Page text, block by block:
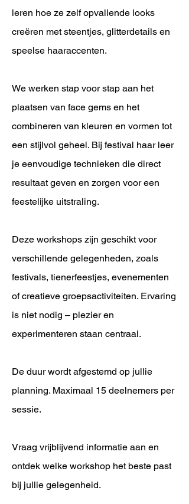
leren hoe ze zelf opvallende looks
creëren met steentjes, glitterdetails en
speelse haaraccenten.
We werken stap voor stap aan het
plaatsen van face gems en het
combineren van kleuren en vormen tot
een stijlvol geheel. Bij festival haar leer
je eenvoudige technieken die direct
resultaat geven en zorgen voor een
feestelijke uitstraling.
Deze workshops zijn geschikt voor
verschillende gelegenheden, zoals
festivals, tienerfeestjes, evenementen
of creatieve groepsactiviteiten. Ervaring
is niet nodig – plezier en
experimenteren staan centraal.
De duur wordt afgestemd op jullie
planning. Maximaal 15 deelnemers per
sessie.
Vraag vrijblijvend informatie aan en
ontdek welke workshop het beste past
bij jullie gelegenheid.